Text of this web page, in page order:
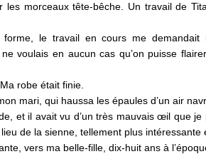
les morceaux tête-bêche. Un travail de
le travail en cours me demandait
voulais en aucun cas qu’on puisse
robe était finie.
mari, qui haussa les épaules d’un air
et il avait vu d’un très mauvais œil que
de la sienne, tellement plus intéressante
vers ma belle-fille, dix-huit ans à